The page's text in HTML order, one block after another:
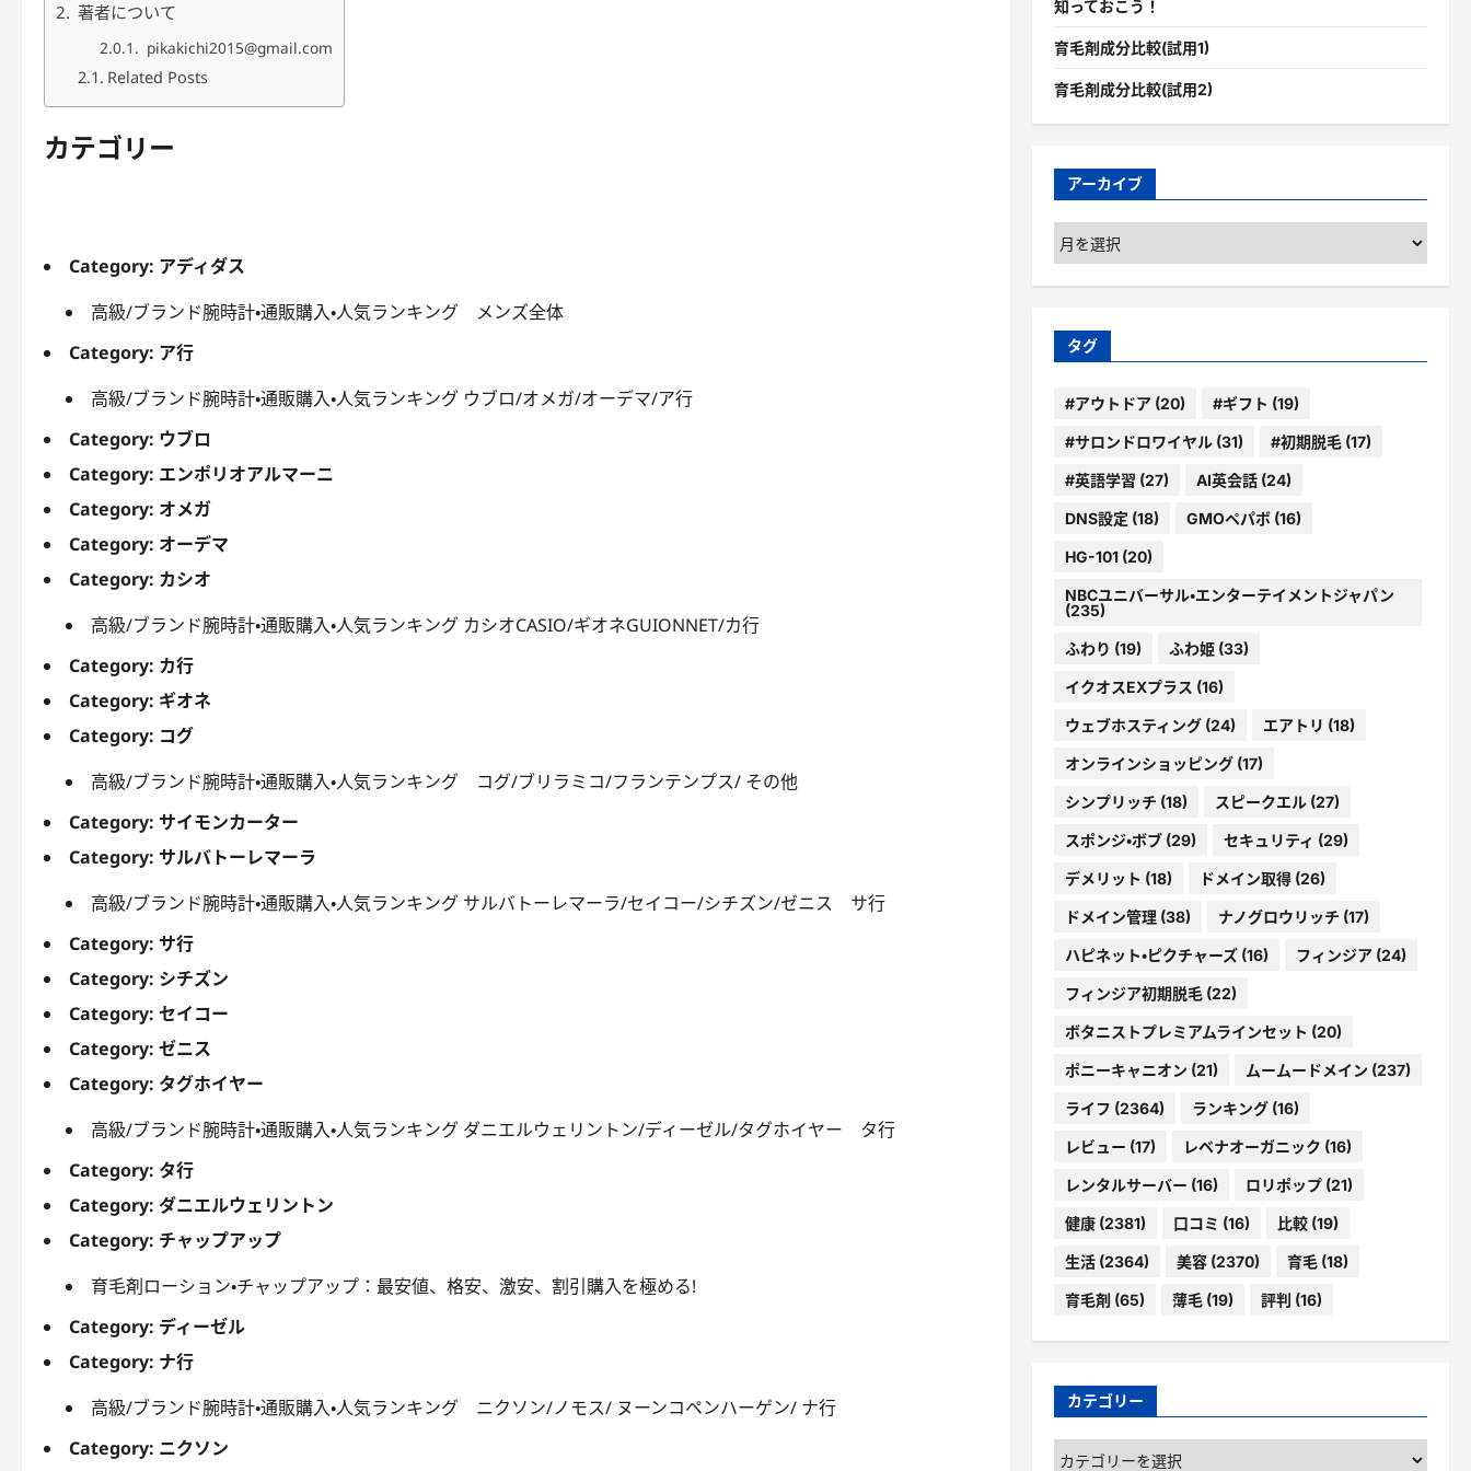
著者について
pikakichi2015@gmail.com
Related Posts
カテゴリー
Category: アディダス
高級/ブランド腕時計・通販購入・人気ランキング メンズ全体
Category: ア行
高級/ブランド腕時計・通販購入・人気ランキング ウブロ/オメガ/オーデマ/ア行
Category: ウブロ
Category: エンポリオアルマーニ
Category: オメガ
Category: オーデマ
Category: カシオ
高級/ブランド腕時計・通販購入・人気ランキング カシオCASIO/ギオネGUIONNET/カ行
Category: カ行
Category: ギオネ
Category: コグ
高級/ブランド腕時計・通販購入・人気ランキング コグ/ブリラミコ/フランテンプス/ その他
Category: サイモンカーター
Category: サルバトーレマーラ
高級/ブランド腕時計・通販購入・人気ランキング サルバトーレマーラ/セイコー/シチズン/ゼニス サ行
Category: サ行
Category: シチズン
Category: セイコー
Category: ゼニス
Category: タグホイヤー
高級/ブランド腕時計・通販購入・人気ランキング ダニエルウェリントン/ディーゼル/タグホイヤー タ行
Category: タ行
Category: ダニエルウェリントン
Category: チャップアップ
育毛剤ローション・チャップアップ：最安値、格安、激安、割引購入を極める!
Category: ディーゼル
Category: ナ行
高級/ブランド腕時計・通販購入・人気ランキング ニクソン/ノモス/ ヌーンコペンハーゲン/ ナ行
Category: ニクソン
知っておこう！
育毛剤成分比較(試用1)
育毛剤成分比較(試用2)
アーカイブ
ア
ー
カ
ブ
タグ
#アウトドア(20) #ギフト (19)
#サロンドロワイヤル(31) #初期脱毛(17)
#英語学習 (27) AI英会話(24)
DNS設定 (18) GMOペパボ(16)
HG-101(20)
NBCユニバーサル・エンターテイメントジャパン
(235)
ふわり (19) ふわ姫(33)
イクオスEXプラス (16)
ウェブホスティング(24) エアトリ (18)
オンラインショッピング(17)
シンプリッチ (18) スピークエル(27)
スポンジ・ボブ(29) セキュリティ (29)
デメリット (18) ドメイン取得(26)
ドメイン管理(38) ナノグロウリッチ (17)
ハピネット・ピクチャーズ(16) フィンジア(24)
フィンジア初期脱毛(22)
ボタニストプレミアムラインセット (20)
ポニーキャニオン (21) ムームードメイン (237)
ライフ (2364) ランキング(16)
レビュー (17) レベナオーガニック (16)
レンタルサーバー (16) ロリポップ(21)
健康(2381) 口コミ (16) 比較(19)
生活(2364) 美容(2370) 育毛(18)
育毛剤 (65) 薄毛(19) 評判 (16)
カテゴリー
カ